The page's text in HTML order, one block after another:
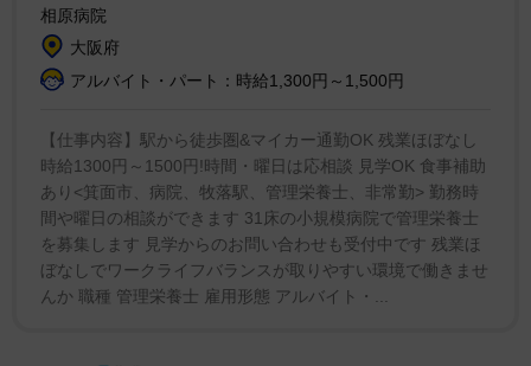
ただ、これには秘密が…。実は加熱途中、練り物のよ
うになったことに危機感を覚え「水を茶碗1杯入れまし
た」とのこと。その結果、野菜からの水分も相まって想
結果的には、水を追加しなくても、とろみが強めのカレ
ーが出来上がっていたかもしれない。
相原病院
大阪府
アルバイト・パート：時給1,300円～1,500円
【仕事内容】駅から徒歩圏&マイカー通勤OK 残業ほぼなし
時給1300円～1500円!時間・曜日は応相談 見学OK 食事補助
あり<箕面市、病院、牧落駅、管理栄養士、非常勤> 勤務時
間や曜日の相談ができます 31床の小規模病院で管理栄養士
を募集します 見学からのお問い合わせも受付中です 残業ほ
ぼなしでワークライフバランスが取りやすい環境で働きませ
んか 職種 管理栄養士 雇用形態 アルバイト・...